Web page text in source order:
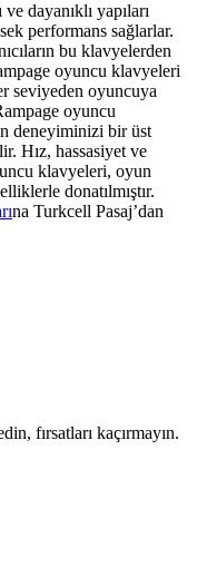
dayanıklı yapıları
performans sağlarlar.
bu klavyelerden
oyuncu klavyeleri
seviyeden oyuncuya
oyuncu
deneyiminizi bir üst
Hız, hassasiyet ve
klavyeleri, oyun
donatılmıştır.
na Turkcell Pasaj’dan
fırsatları kaçırmayın.